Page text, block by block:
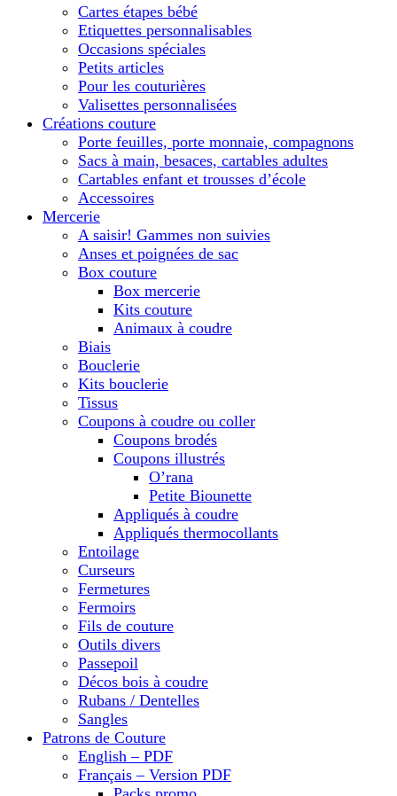
Cartes étapes bébé
Etiquettes personnalisables
Occasions spéciales
Petits articles
Pour les couturières
Valisettes personnalisées
Créations couture
Porte feuilles, porte monnaie, compagnons
Sacs à main, besaces, cartables adultes
Cartables enfant et trousses d’école
Accessoires
Mercerie
A saisir! Gammes non suivies
Anses et poignées de sac
Box couture
Box mercerie
Kits couture
Animaux à coudre
Biais
Bouclerie
Kits bouclerie
Tissus
Coupons à coudre ou coller
Coupons brodés
Coupons illustrés
O’rana
Petite Biounette
Appliqués à coudre
Appliqués thermocollants
Entoilage
Curseurs
Fermetures
Fermoirs
Fils de couture
Outils divers
Passepoil
Décos bois à coudre
Rubans / Dentelles
Sangles
Patrons de Couture
English – PDF
Français – Version PDF